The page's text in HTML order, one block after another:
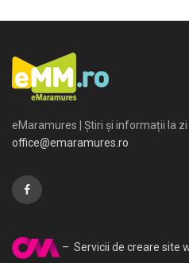
eMaramures | Știri și informații la zi
office@emaramures.ro
– Servicii de creare site